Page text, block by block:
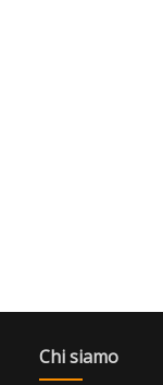
Chi siamo